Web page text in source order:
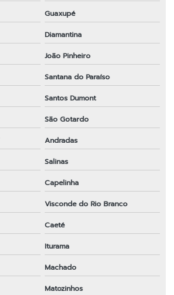
Guaxupé
Diamantina
João Pinheiro
Santana do Paraíso
Santos Dumont
São Gotardo
Andradas
Salinas
Capelinha
Visconde do Rio Branco
Caeté
Iturama
Machado
Matozinhos